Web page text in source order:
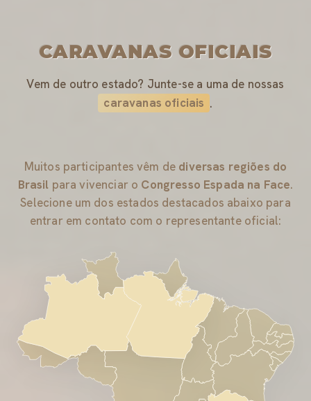
CARAVANAS OFICIAIS
Vem de outro estado? Junte-se a uma de nossas
caravanas oficiais .
Muitos participantes vêm de diversas regiões do
Brasil para vivenciar o Congresso Espada na Face.
Selecione um dos estados destacados abaixo para
entrar em contato com o representante oficial: